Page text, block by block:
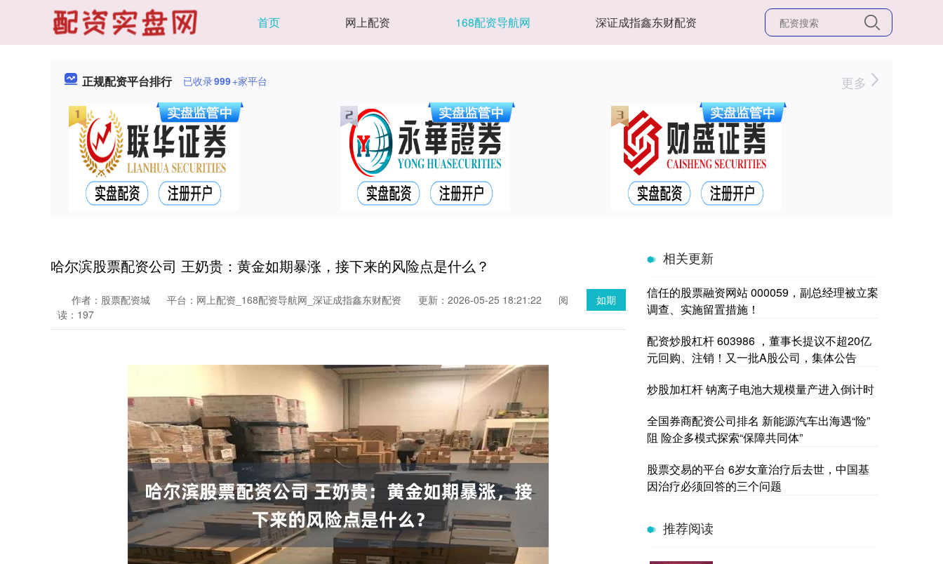
首页 网上配资 168配资导航网 深证成指鑫东财配资
正规配资平台排行 已收录999+家平台 更多
哈尔滨股票配资公司 王奶贵：黄金如期暴涨，接下来的风险点是什么？
如期
作者：股票配资城 平台：网上配资_168配资导航网_深证成指鑫东财配资 更新：2026-05-25 18:21:22
阅
读：197
相关更新
信任的股票融资网站 000059，副总经理被立案
调查、实施留置措施！
配资炒股杠杆 603986 ，董事长提议不超20亿
元回购、注销！又一批A股公司，集体公告
炒股加杠杆 钠离子电池大规模量产进入倒计时
全国券商配资公司排名 新能源汽车出海遇“险”
阻 险企多模式探索“保障共同体”
股票交易的平台 6岁女童治疗后去世，中国基
因治疗必须回答的三个问题
推荐阅读